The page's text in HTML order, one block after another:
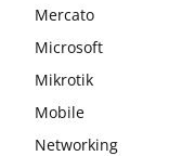
Mercato
Microsoft
Mikrotik
Mobile
Networking